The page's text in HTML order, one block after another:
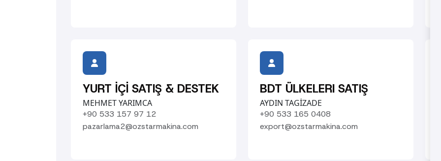
YURT İÇİ SATIŞ & DESTEK
MEHMET YARIMCA
+90 533 157 97 12
pazarlama2@ozstarmakina.com
BDT ÜLKELERI SATIŞ
AYDIN TAGİZADE
+90 533 165 0408
export@ozstarmakina.com